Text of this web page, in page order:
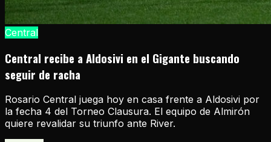
Central
Central recibe a Aldosivi en el Gigante buscando
seguir de racha
Rosario Central juega hoy en casa frente a Aldosivi por
la fecha 4 del Torneo Clausura. El equipo de Almirón
quiere revalidar su triunfo ante River.